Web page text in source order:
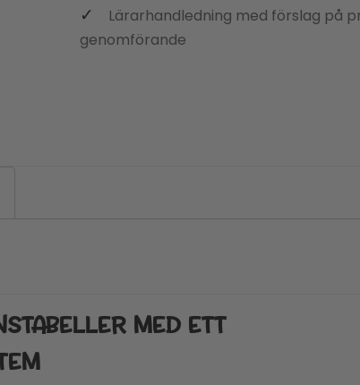
Lärarhandledning med förslag på
genomförande
MED ETT